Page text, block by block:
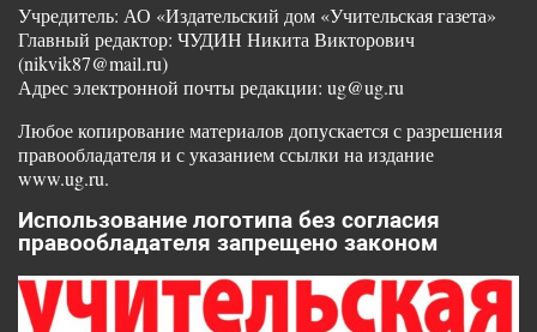
Учредитель: АО «Издательский дом «Учительская газета»
Главный редактор: ЧУДИН Никита Викторович
(nikvik87@mail.ru)
Адрес электронной почты редакции: ug@ug.ru
Любое копирование материалов допускается с разрешения
правообладателя и с указанием ссылки на издание
www.ug.ru.
Использование логотипа без согласия
правообладателя запрещено законом